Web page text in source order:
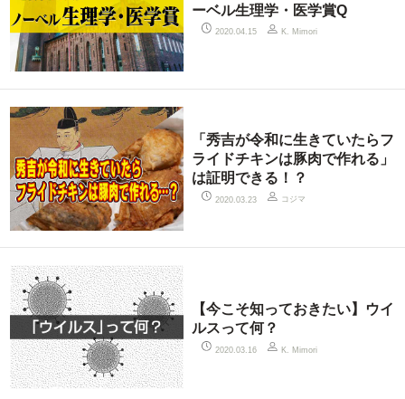
ーベル生理学・医学賞Q
2020.04.15 K. Mimori
「秀吉が令和に生きていたらフ
ライドチキンは豚肉で作れる」
は証明できる！？
2020.03.23 コジマ
【今こそ知っておきたい】ウイ
ルスって何？
2020.03.16 K. Mimori